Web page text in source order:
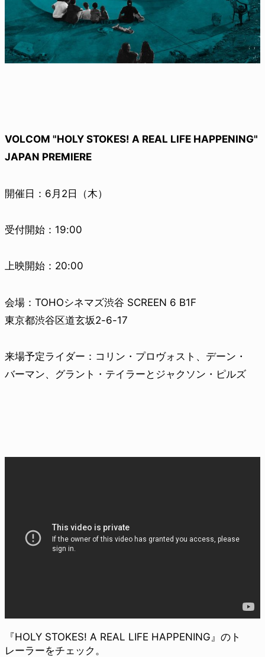
VOLCOM "HOLY STOKES! A REAL LIFE HAPPENING"
JAPAN PREMIERE
開催日：6月2日（木）
受付開始：19:00
上映開始：20:00
会場：TOHOシネマズ渋谷 SCREEN 6 B1F
東京都渋谷区道玄坂2-6-17
来場予定ライダー：コリン・プロヴォスト、デーン・
バーマン、グラント・テイラーとジャクソン・ピルズ
『HOLY STOKES! A REAL LIFE HAPPENING』のト
レーラーをチェック。